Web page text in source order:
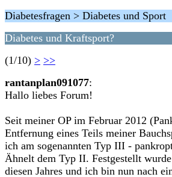
Diabetesfragen > Diabetes und Sport
Diabetes und Kraftsport?
(1/10) > >>
rantanplan091077:
Hallo liebes Forum!
Seit meiner OP im Februar 2012
Entfernung eines Teils meiner
ich am sogenannten Typ III -
Ähnelt dem Typ II. Festgestellt
diesen Jahres und ich bin nun nach